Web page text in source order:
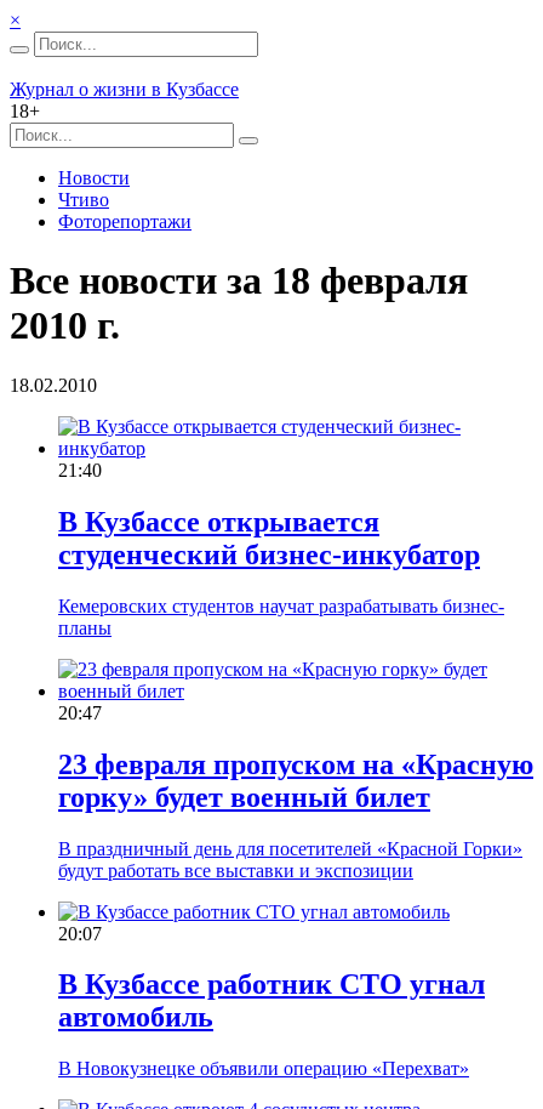
×
Журнал о жизни в Кузбассе
18+
Новости
Чтиво
Фоторепортажи
Все новости за 18 февраля
2010 г.
18.02.2010
21:40
В Кузбассе открывается
студенческий бизнес-инкубатор
Кемеровских студентов научат разрабатывать бизнес-
планы
20:47
23 февраля пропуском на «Красную
горку» будет военный билет
В праздничный день для посетителей «Красной Горки»
будут работать все выставки и экспозиции
20:07
В Кузбассе работник СТО угнал
автомобиль
В Новокузнецке объявили операцию «Перехват»